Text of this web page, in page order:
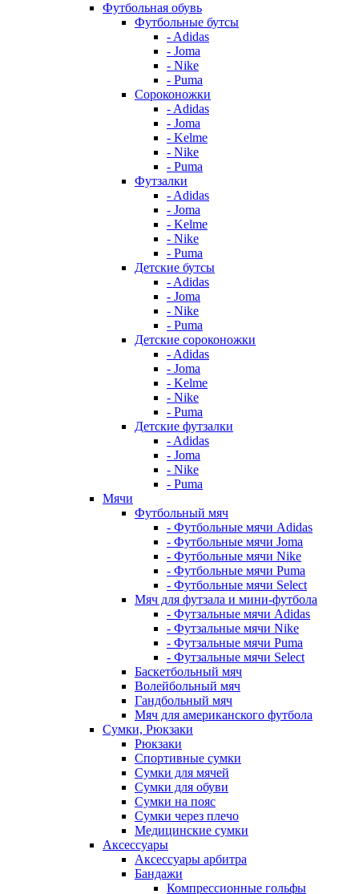
Футбольная обувь
Футбольные бутсы
- Adidas
- Joma
- Nike
- Puma
Сороконожки
- Adidas
- Joma
- Kelme
- Nike
- Puma
Футзалки
- Adidas
- Joma
- Kelme
- Nike
- Puma
Детские бутсы
- Adidas
- Joma
- Nike
- Puma
Детские сороконожки
- Adidas
- Joma
- Kelme
- Nike
- Puma
Детские футзалки
- Adidas
- Joma
- Nike
- Puma
Мячи
Футбольный мяч
- Футбольные мячи Adidas
- Футбольные мячи Joma
- Футбольные мячи Nike
- Футбольные мячи Puma
- Футбольные мячи Select
Мяч для футзала и мини-футбола
- Футзальные мячи Adidas
- Футзальные мячи Nike
- Футзальные мячи Puma
- Футзальные мячи Select
Баскетбольный мяч
Волейбольный мяч
Гандбольный мяч
Мяч для американского футбола
Сумки, Рюкзаки
Рюкзаки
Спортивные сумки
Сумки для мячей
Сумки для обуви
Сумки на пояс
Сумки через плечо
Медицинские сумки
Аксессуары
Аксессуары арбитра
Бандажи
Компрессионные гольфы